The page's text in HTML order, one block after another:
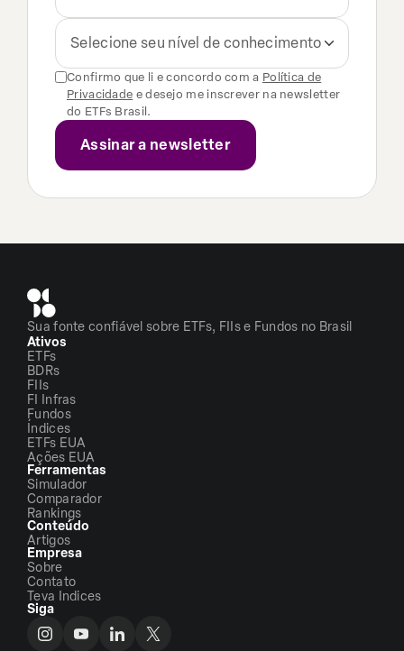
Selecione seu nível de conhecimento
Confirmo que li e concordo com a Política de
Privacidade e desejo me inscrever na newsletter
do ETFs Brasil.
Sua fonte confiável sobre ETFs, FIIs e Fundos no Brasil
Ativos
ETFs
BDRs
FIIs
FI Infras
Fundos
Índices
ETFs EUA
Ações EUA
Ferramentas
Simulador
Comparador
Rankings
Conteúdo
Artigos
Empresa
Sobre
Contato
Teva Indices
Siga